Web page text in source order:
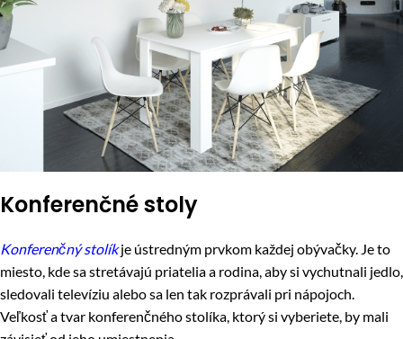
Konferenčné stoly
Konferenčný stolíkje ústredným prvkom každej obývačky. Je to
miesto, kde sa stretávajú priatelia a rodina, aby si vychutnali jedlo,
sledovali televíziu alebo sa len tak rozprávali pri nápojoch.
Veľkosť a tvar konferenčného stolíka, ktorý si vyberiete, by mali